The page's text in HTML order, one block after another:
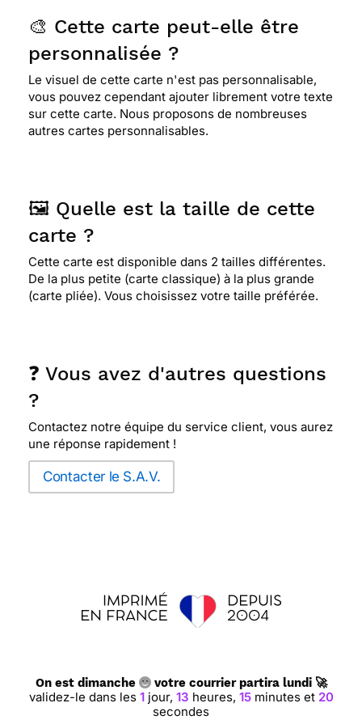
🎨 Cette carte peut-elle être
personnalisée ?
Le visuel de cette carte n'est pas personnalisable,
vous pouvez cependant ajouter librement votre texte
sur cette carte. Nous proposons de nombreuses
autres cartes personnalisables.
🖼️ Quelle est la taille de cette
carte ?
Cette carte est disponible dans 2 tailles différentes.
De la plus petite (carte classique) à la plus grande
(carte pliée). Vous choisissez votre taille préférée.
❓ Vous avez d'autres questions
?
Contactez notre équipe du service client, vous aurez
une réponse rapidement !
Contacter le S.A.V.
On est dimanche votre courrier partira lundi 🚀
validez-le dans les1 jour,13 heures,15 minutes et 19
secondes